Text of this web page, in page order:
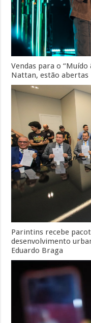
Vendas para o
Nattan, estão abertas
Parintins recebe
desenvolvimento
Eduardo Braga